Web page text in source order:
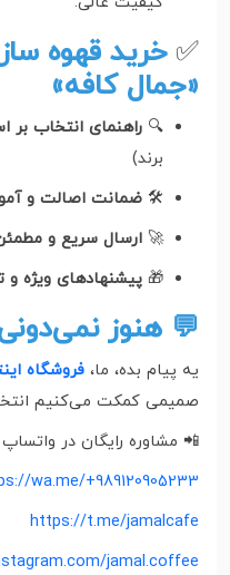
✅خرید قهوه
«جمال کافه»
🔍 راهنمای انتخاب بر
برند)
🛠️ ضمانت اصالت و
🚀 ارسال سریع و
🎁 پیشنهادهای ویژه
💬 هنوز
یه پیام بده، ما، فروشگاه
صمیمی کمکت می‌کنیم
📲 مشاوره رایگان در واتساپ
wa.me/+989120905233
https://t.me/jamalcafe
jamal.coffee